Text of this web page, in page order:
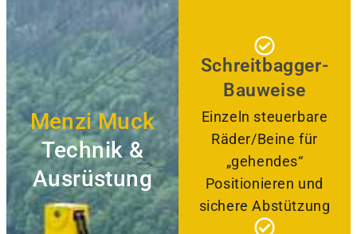
Menzi Muck
Technik &
Ausrüstung
Schreitbagger-
Bauweise
Einzeln steuerbare
Räder/Beine für
„gehendes“
Positionieren und
sichere Abstützung